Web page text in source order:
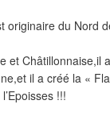
originaire du Nord
Châtillonnaise,il
il a créé la «
!!!